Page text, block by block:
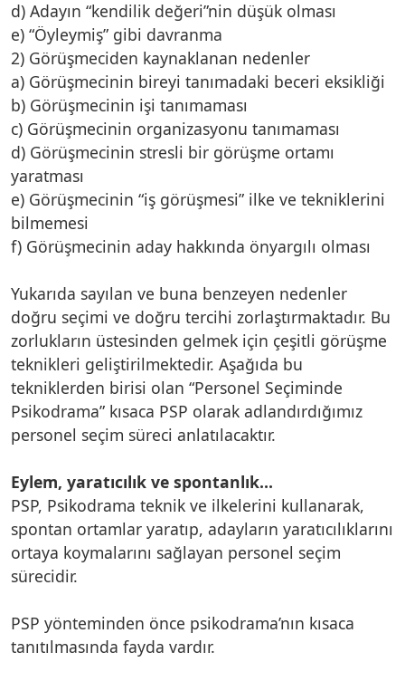
d) Adayın “kendilik değeri”nin düşük olması
e) “Öyleymiş” gibi davranma
2) Görüşmeciden kaynaklanan nedenler
a) Görüşmecinin bireyi tanımadaki beceri eksikliği
b) Görüşmecinin işi tanımaması
c) Görüşmecinin organizasyonu tanımaması
d) Görüşmecinin stresli bir görüşme ortamı
yaratması
e) Görüşmecinin “iş görüşmesi” ilke ve tekniklerini
bilmemesi
f) Görüşmecinin aday hakkında önyargılı olması
Yukarıda sayılan ve buna benzeyen nedenler
doğru seçimi ve doğru tercihi zorlaştırmaktadır. Bu
zorlukların üstesinden gelmek için çeşitli görüşme
teknikleri geliştirilmektedir. Aşağıda bu
tekniklerden birisi olan “Personel Seçiminde
Psikodrama” kısaca PSP olarak adlandırdığımız
personel seçim süreci anlatılacaktır.
Eylem, yaratıcılık ve spontanlık…
PSP, Psikodrama teknik ve ilkelerini kullanarak,
spontan ortamlar yaratıp, adayların yaratıcılıklarını
ortaya koymalarını sağlayan personel seçim
sürecidir.
PSP yönteminden önce psikodrama’nın kısaca
tanıtılmasında fayda vardır.